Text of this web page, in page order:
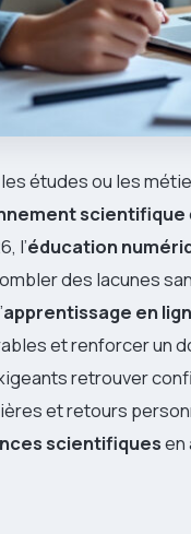
études ou les
scientifique
l’éducation
des lacunes
apprentissage en
et renforcer un
retrouver
et retours
scientifiquesen